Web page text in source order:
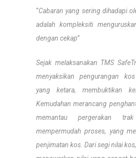
“Cabaran yang sering dihadapi
adalah kompleksiti
dengan cekap”
Sejak melaksanakan TMS
menyaksikan pengurangan
yang ketara, membuktikan
Kemudahan merancang
memantau pergerakan
mempermudah proses, yang
penjimatan kos. Dari segi nilai